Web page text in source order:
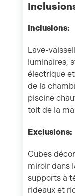
Inclusions:
Lave-
luminaires,
électrique
de la
piscine
toit de la
Exclusions:
Cubes
miroir dans
supports à
rideaux et